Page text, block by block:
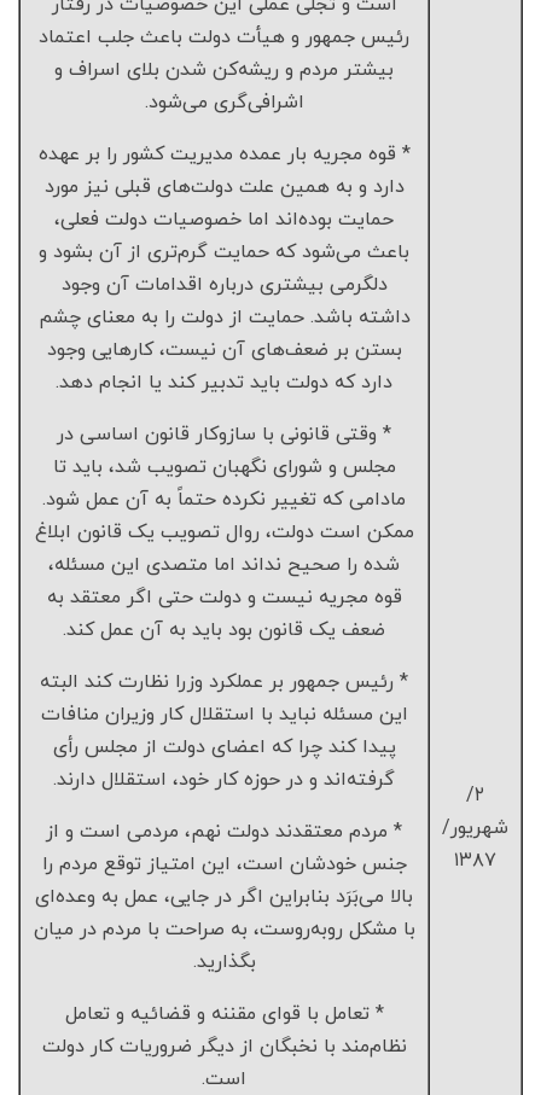
۲/
شهریور/
۱۳۸۷
رئیس جمهور و هیأت دولت باعث جلب اعتماد
بیشتر مردم و ریشه‌کن شدن بلای اسراف و
اشرافی‌گری می‌شود.
* قوه مجریه بار عمده مدیریت کشور را بر عهده
دارد و به همین علت دولت‌های قبلی نیز مورد
حمایت بوده‌اند اما خصوصیات دولت فعلی،
باعث می‌شود که حمایت گرم‌تری از آن بشود و
دلگرمی بیشتری درباره اقدامات آن وجود
داشته باشد. حمایت از دولت را به معنای چشم
بستن بر ضعف‌های آن نیست، کارهایی وجود
دارد که دولت باید تدبیر کند یا انجام دهد.
* وقتی قانونی با سازوکار قانون اساسی در
مجلس و شورای نگهبان تصویب شد، باید تا
مادامی که تغییر نکرده حتماً به آن عمل شود.
ممکن است دولت، روال تصویب یک قانون ابلاغ
شده را صحیح نداند اما متصدی این مسئله،
قوه مجریه نیست و دولت حتی اگر معتقد به
ضعف یک قانون بود باید به آن عمل کند.
* رئیس جمهور بر عملکرد وزرا نظارت کند البته
این مسئله نباید با استقلال کار وزیران منافات
پیدا کند چرا که اعضای دولت از مجلس رأی
گرفته‌اند و در حوزه کار خود، استقلال دارند.
* مردم معتقدند دولت نهم، مردمی است و از
جنس خودشان است، این امتیاز توقع مردم را
بالا می‌بَرَد بنابراین اگر در جایی، عمل به وعده‌ای
با مشکل روبه‌روست، به صراحت با مردم در میان
بگذارید.
* تعامل با قوای مقننه و قضائیه و تعامل
نظام‌مند با نخبگان از دیگر ضروریات کار دولت
است.